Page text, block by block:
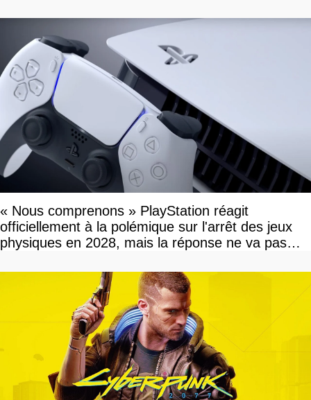
« Nous comprenons » PlayStation réagit
officiellement à la polémique sur l'arrêt des jeux
physiques en 2028, mais la réponse ne va pas